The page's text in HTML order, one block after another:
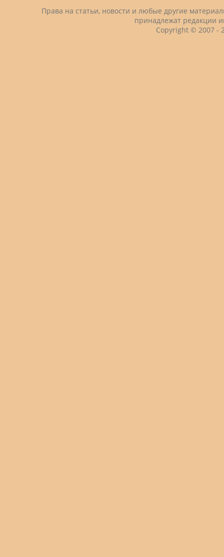
Права на статьи, новости и любые другие
принадлежат редакции
Copyright © 2007 -